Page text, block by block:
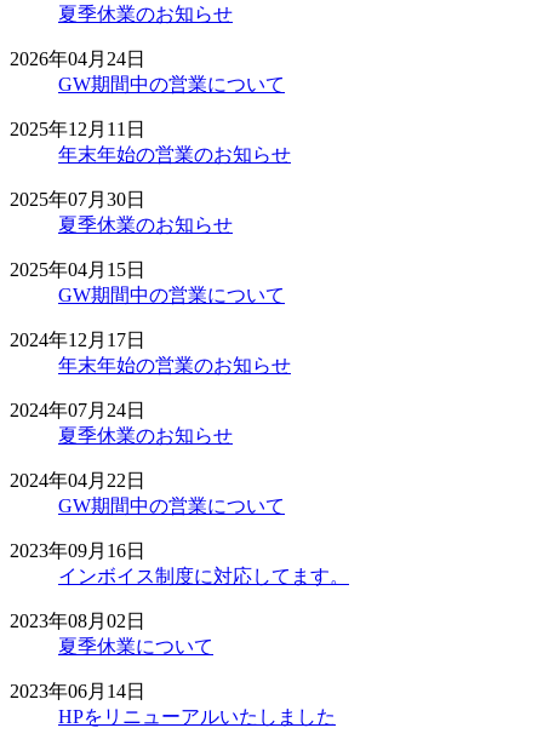
夏季休業のお知らせ
2026年04月24日
GW期間中の営業について
2025年12月11日
年末年始の営業のお知らせ
2025年07月30日
夏季休業のお知らせ
2025年04月15日
GW期間中の営業について
2024年12月17日
年末年始の営業のお知らせ
2024年07月24日
夏季休業のお知らせ
2024年04月22日
GW期間中の営業について
2023年09月16日
インボイス制度に対応してます。
2023年08月02日
夏季休業について
2023年06月14日
HPをリニューアルいたしました